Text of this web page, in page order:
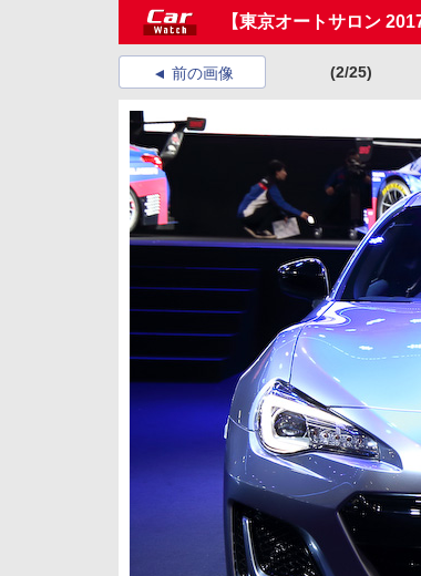
【東京オートサロン
前の画像 (2/25)